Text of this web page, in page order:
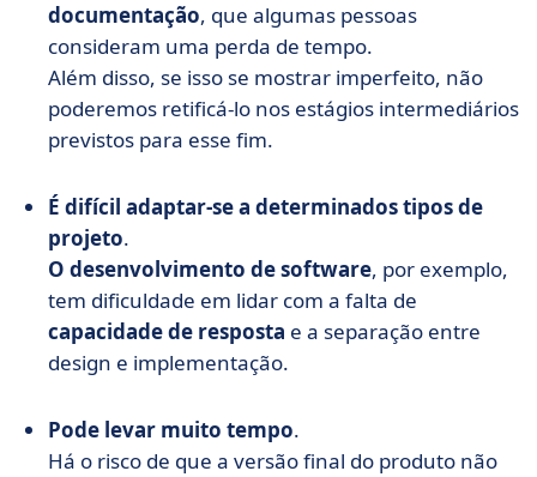
documentação, que algumas pessoas
consideram uma perda de tempo.
Além disso, se isso se mostrar imperfeito, não
poderemos retificá-lo nos estágios intermediários
previstos para esse fim.
É difícil adaptar-se a determinados tipos de
projeto.
O desenvolvimento de software, por exemplo,
tem dificuldade em lidar com a falta de
capacidade de resposta e a separação entre
design e implementação.
Pode levar muito tempo.
Há o risco de que a versão final do produto não